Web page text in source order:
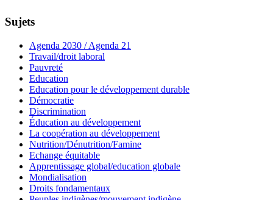
Sujets
Agenda 2030 / Agenda 21
Travail/droit laboral
Pauvreté
Education
Education pour le développement durable
Démocratie
Discrimination
Éducation au développement
La coopération au développement
Nutrition/Dénutrition/Famine
Echange équitable
Apprentissage global/education globale
Mondialisation
Droits fondamentaux